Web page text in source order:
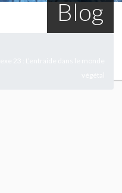
Blog